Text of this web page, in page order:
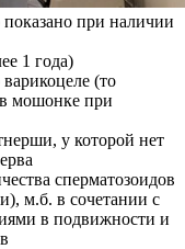
при наличии
1 года)
(то
в мошонке при
у которой нет
сперматозоидов
м.б. в сочетании с
в подвижности и